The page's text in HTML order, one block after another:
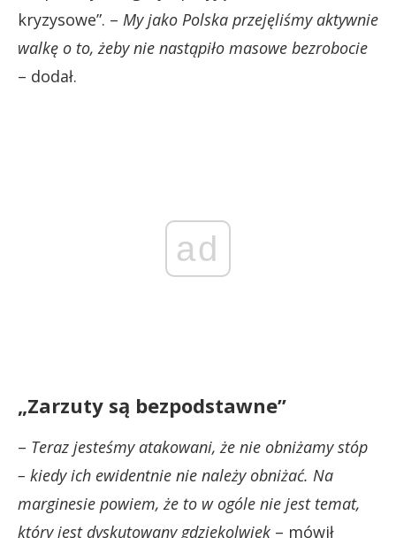
kryzysowe”. – My jako Polska przejęliśmy aktywnie
walkę o to, żeby nie nastąpiło masowe bezrobocie
– dodał.
ad
„Zarzuty są bezpodstawne”
– Teraz jesteśmy atakowani, że nie obniżamy stóp
– kiedy ich ewidentnie nie należy obniżać. Na
marginesie powiem, że to w ogóle nie jest temat,
który jest dyskutowany gdziekolwiek – mówił